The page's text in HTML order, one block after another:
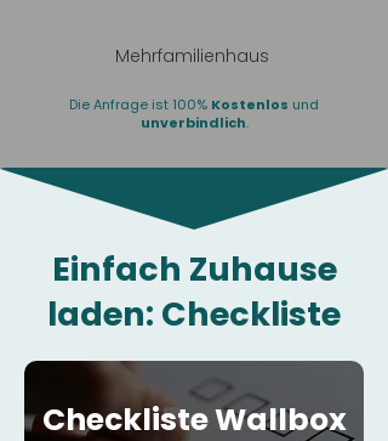
Mehrfamilienhaus
Die Anfrage ist 100% Kostenlos und
unverbindlich.
Einfach Zuhause
laden: Checkliste
Checkliste Wallbox